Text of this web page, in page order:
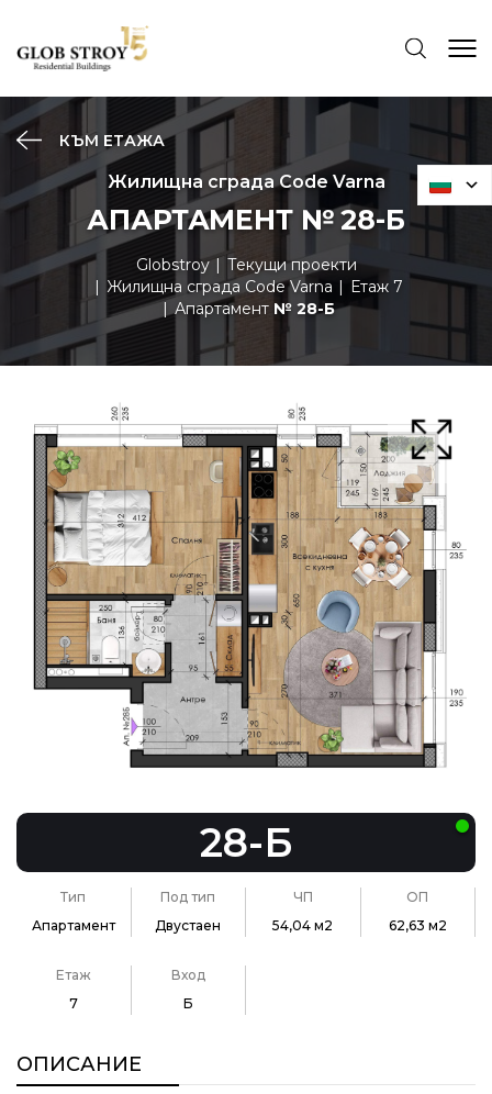
КЪМ ЕТАЖА
Жилищна сграда Code Varna
АПАРТАМЕНТ № 28-Б
Globstroy
Текущи проекти
Жилищна сграда Code Varna
Етаж 7
Апартамент № 28-Б
28-Б
Тип
Апартамент
Под тип
Двустаен
ЧП
54,04 м2
ОП
62,63 м2
Етаж
7
Вход
Б
ОПИСАНИЕ